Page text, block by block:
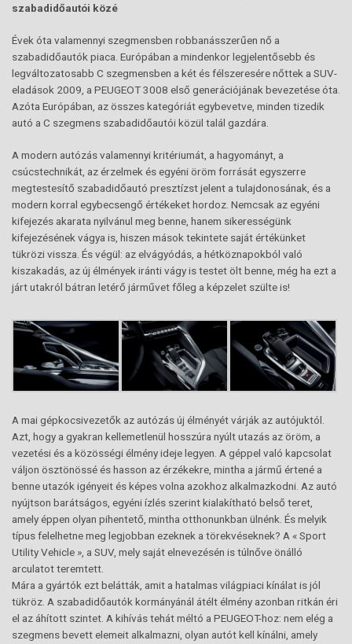
szabadidőautói közé
Évek óta valamennyi szegmensben robbanásszerűen nő a
szabadidőautók piaca. Európában a mindenkor legjelentősebb és
legváltozatosabb C szegmensben a két és félszeresére nőttek a SUV-
eladások 2009, a PEUGEOT 3008 első generációjának bevezetése óta.
Azóta Európában, az összes kategóriát egybevetve, minden tizedik
autó a C szegmens szabadidőautói közül talál gazdára.
A modern autózás valamennyi kritériumát, a hagyományt, a
csúcstechnikát, az érzelmek és egyéni öröm forrását egyszerre
megtestesítő szabadidőautó presztízst jelent a tulajdonosának, és a
modern korral egybecsengő értékeket hordoz. Nemcsak az egyéni
kifejezés akarata nyilvánul meg benne, hanem sikerességünk
kifejezésének vágya is, hiszen mások tekintete saját értékünket
tükrözi vissza. És végül: az elvágyódás, a hétköznapokból való
kiszakadás, az új élmények iránti vágy is testet ölt benne, még ha ezt a
járt utakról bátran letérő járművet főleg a képzelet szülte is!
A mai gépkocsivezetők az autózás új élményét várják az autójuktól.
Azt, hogy a gyakran kellemetlenül hosszúra nyúlt utazás az öröm, a
vezetési és a közösségi élmény ideje legyen. A géppel való kapcsolat
váljon ösztönössé és hasson az érzékekre, mintha a jármű értené a
benne utazók igényeit és képes volna azokhoz alkalmazkodni. Az autó
nyújtson barátságos, egyéni ízlés szerint kialakítható belső teret,
amely éppen olyan pihentető, mintha otthonunkban ülnénk. És melyik
típus felelhetne meg legjobban ezeknek a törekvéseknek? A « Sport
Utility Vehicle », a SUV, mely saját elnevezésén is túlnőve önálló
arculatot teremtett.
Mára a gyártók ezt belátták, amit a hatalmas világpiaci kínálat is jól
tükröz. A szabadidőautók kormányánál átélt élmény azonban ritkán éri
el az áhított szintet. A kihívás tehát méltó a PEUGEOT-hoz: nem elég a
szegmens bevett elemeit alkalmazni, olyan autót kell kínálni, amely